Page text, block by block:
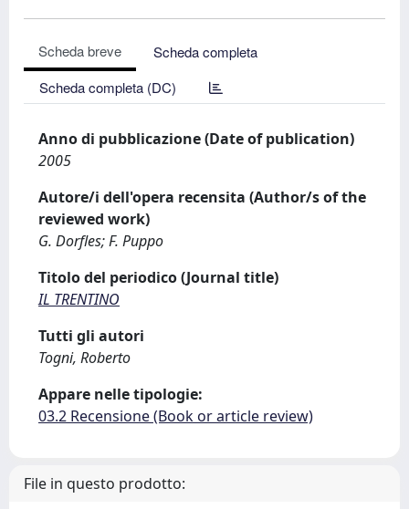
Scheda breve
Scheda completa
Scheda completa (DC)
Anno di pubblicazione (Date of publication)
2005
Autore/i dell'opera recensita (Author/s of the
reviewed work)
G. Dorfles; F. Puppo
Titolo del periodico (Journal title)
IL TRENTINO
Tutti gli autori
Togni, Roberto
Appare nelle tipologie:
03.2 Recensione (Book or article review)
File in questo prodotto: